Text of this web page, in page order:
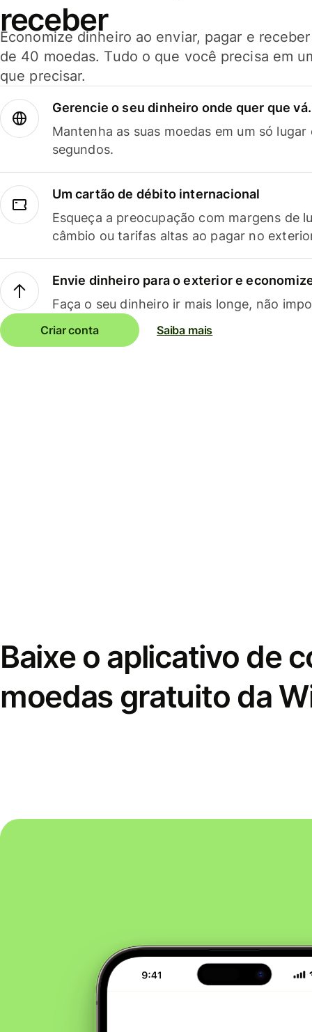
receber
Economize dinheiro ao enviar, pagar e
de 40 moedas. Tudo o que você precisa em
que precisar.
Gerencie o seu dinheiro onde quer que vá.
Mantenha as suas moedas em um só
segundos.
Um cartão de débito internacional
Esqueça a preocupação com margens de
câmbio ou tarifas altas ao pagar no
Envie dinheiro para o exterior e
Faça o seu dinheiro ir mais longe, não
Criar conta Saiba mais
Baixe o aplicativo de
moedas gratuito da